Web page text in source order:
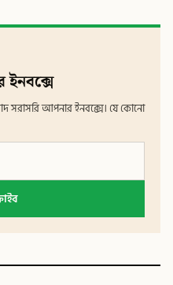
ইনবক্সে
সরাসরি আপনার ইনবক্সে। যে কোনো